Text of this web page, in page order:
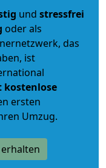
und stressfrei
oder als
das
ist
kostenlose
ersten
Umzug.